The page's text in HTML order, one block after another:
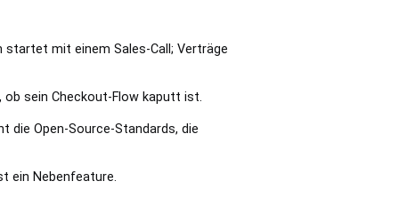
startet mit einem Sales-Call; Verträge
ob sein Checkout-Flow kaputt ist.
die Open-Source-Standards, die
ein Nebenfeature.